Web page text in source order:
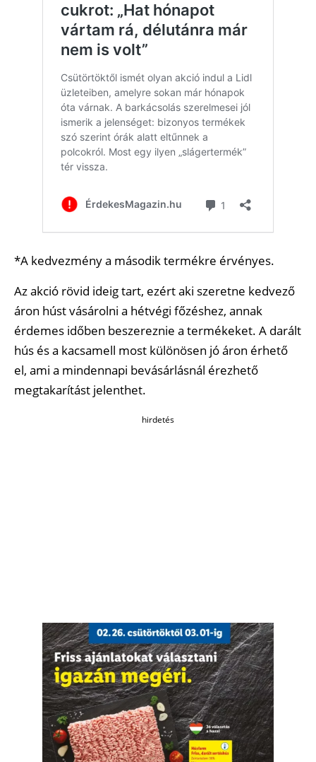
*A kedvezmény a második termékre érvényes.
Az akció rövid ideig tart, ezért aki szeretne kedvező
áron húst vásárolni a hétvégi főzéshez, annak
érdemes időben beszereznie a termékeket. A darált
hús és a kacsamell most különösen jó áron érhető
el, ami a mindennapi bevásárlásnál érezhető
megtakarítást jelenthet.
hirdetés